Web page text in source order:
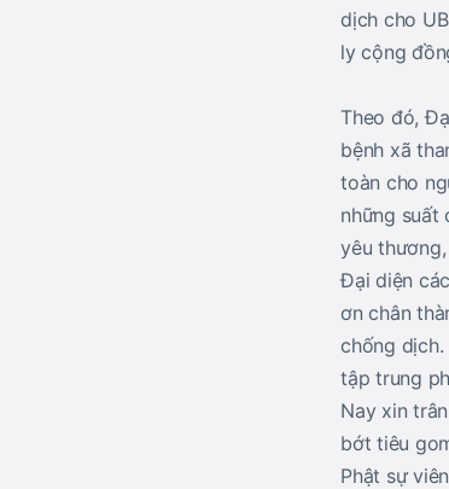
dịch cho
ly cộng
Theo đó,
bệnh xã
toàn cho
những suất
yêu
Đại diện
ơn chân
chống
tập trung
Nay xin
bớt tiêu
Phật sự